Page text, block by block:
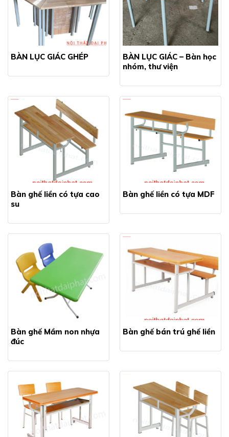
BÀN LỤC GIÁC GHÉP
BÀN LỤC GIÁC – Bàn học
nhóm, thư viện
Bàn ghế liền có tựa cao
su
Bàn ghế liền có tựa MDF
Bàn ghế Mầm non nhựa
đúc
Bàn ghế bán trú ghế liền